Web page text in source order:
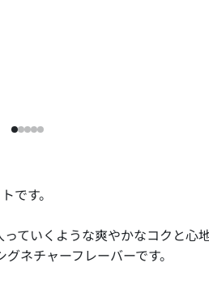
です。
ていくような爽やかなコクと心
ネチャーフレーバーです。